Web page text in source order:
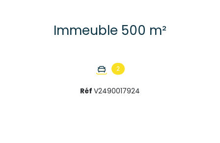
Immeuble 500 m²
2
Réf V2490017924